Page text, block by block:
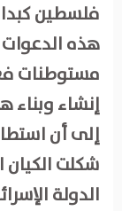
فلسطين
هذه
مستوطنات
إلى أن
شكلت
الدولة